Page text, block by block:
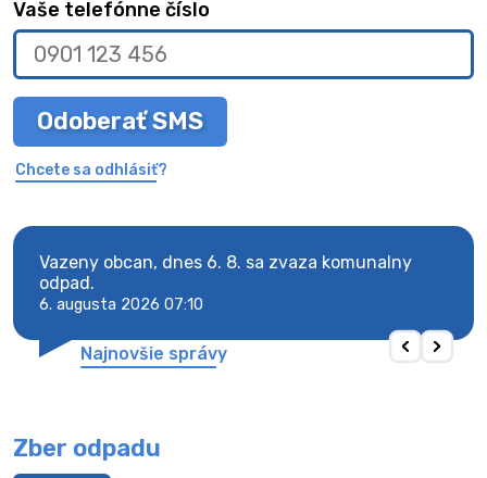
Vaše telefónne číslo
Odoberať SMS
Chcete sa odhlásiť?
Vazeny obcan, dnes 6. 8. sa zvaza komunalny
odpad.
6. augusta 2026 07:10
Najnovšie správy
Zber odpadu